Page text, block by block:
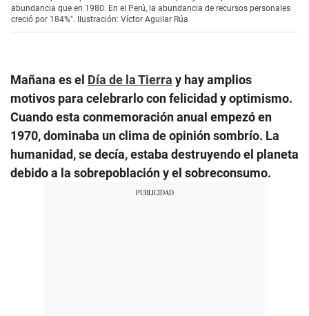
abundancia que en 1980. En el Perú, la abundancia de recursos personales
creció por 184%". Ilustración: Víctor Aguilar Rúa
Mañana es el Día de la Tierra y hay amplios
motivos para celebrarlo con felicidad y optimismo.
Cuando esta conmemoración anual empezó en
1970, dominaba un clima de opinión sombrío. La
humanidad, se decía, estaba destruyendo el planeta
debido a la sobrepoblación y el sobreconsumo.